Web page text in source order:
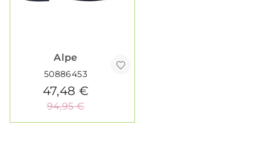
Alpe
50886453
47,48 €
94,95 €